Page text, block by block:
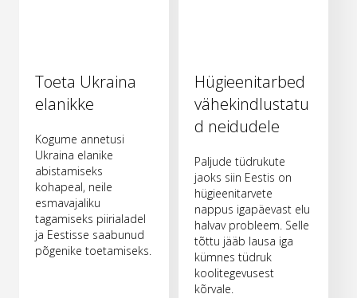
Toeta Ukraina
elanikke
Kogume annetusi
Ukraina elanike
abistamiseks
kohapeal, neile
esmavajaliku
tagamiseks piirialadel
ja Eestisse saabunud
põgenike toetamiseks.
Hügieenitarbed
vähekindlustatu
d neidudele
Paljude tüdrukute
jaoks siin Eestis on
hügieenitarvete
nappus igapäevast elu
halvav probleem. Selle
tõttu jääb lausa iga
kümnes tüdruk
koolitegevusest
kõrvale.